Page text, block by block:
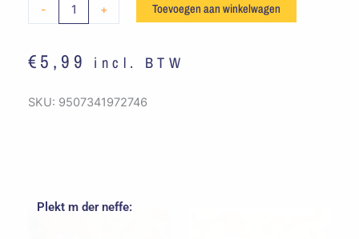
-
Gas
Blauw
Geel
+ Toevoegen aan winkelwagen
€5,99 incl. BTW
SKU: 9507341972746
Plekt m der neffe: